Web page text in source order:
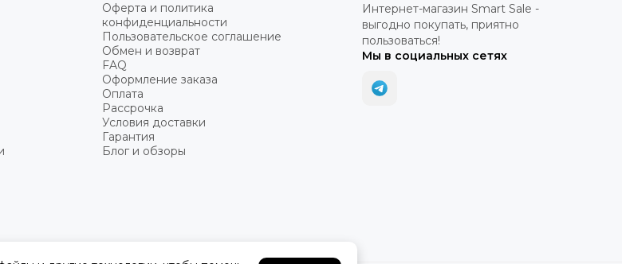
Оферта и политика
конфиденциальности
Пользовательское соглашение
Обмен и возврат
FAQ
Оформление заказа
Оплата
Рассрочка
Условия доставки
Гарантия
Блог и обзоры
Интернет-магазин Smart Sale -
выгодно покупать, приятно
пользоваться!
Мы в социальных сетях